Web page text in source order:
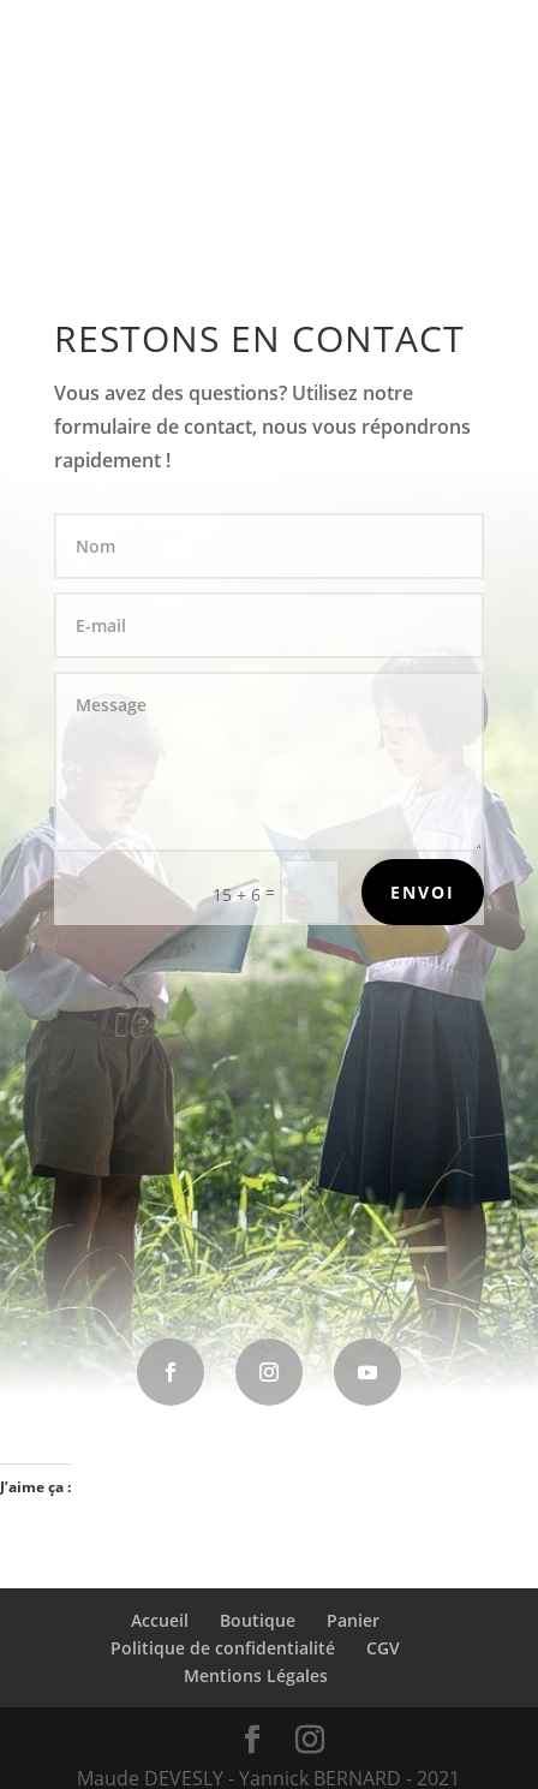
RESTONS EN CONTACT
Vous avez des questions? Utilisez notre
formulaire de contact, nous vous répondrons
rapidement !
15 + 6= ENVOI
J’aime ça :
Accueil Boutique
Panier
Politique de confidentialité
CGV
Mentions Légales
Maude DEVESLY - Yannick BERNARD - 2021